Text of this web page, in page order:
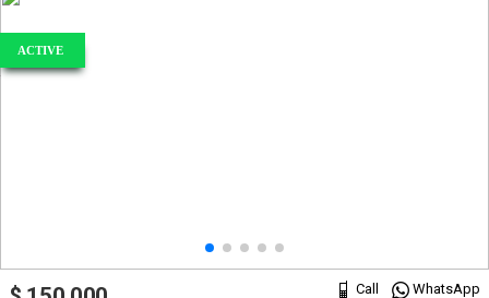
ACTIVE
Call WhatsApp